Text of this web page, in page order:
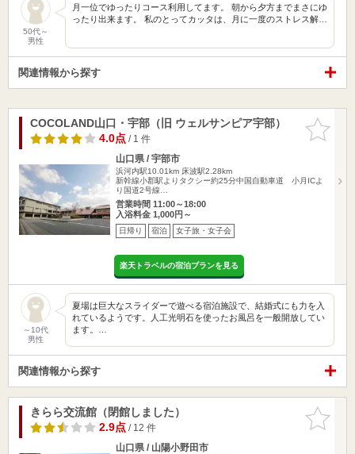
50代～
男性
月一位でゆったりコース利用してます。 朝から夕方までまさにゆ
ったり出来ます。 私のとってカッタは、月に一度のストレス解…
関連情報から探す
お気に入
りに追加
COCOLAND山口・宇部（旧 ウェルサンピア宇部）
4.0点/ 1 件
山口県 / 宇部市
浜河内駅10.01km 床波駅2.28km
新幹線小郡駅よりタクシー約25分中国自動車道 小月ICよ
り国道2号線…
営業時間 11:00～18:00
入浴料金 1,000円～
日帰り 宿泊 女子旅・女子会
楽天トラベルの宿泊プランを見る
～10代
男性
夏場は巨大なスライダーで遊べる宿泊施設で、結婚式にも力を入
れているようです。人工光明石を使ったお風呂を一般開放してい
ます。…
関連情報から探す
お気に入
りに追加
きらら交流館（閉館しました）
2.9点/ 12 件
山口県 / 山陽小野田市